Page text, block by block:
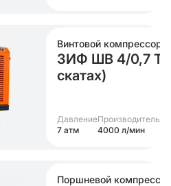
Винтовой компрессор
ЗИФ ШВ 4/0,7 Т
скатах)
Давление
7 атм
4000 л/мин
Поршневой